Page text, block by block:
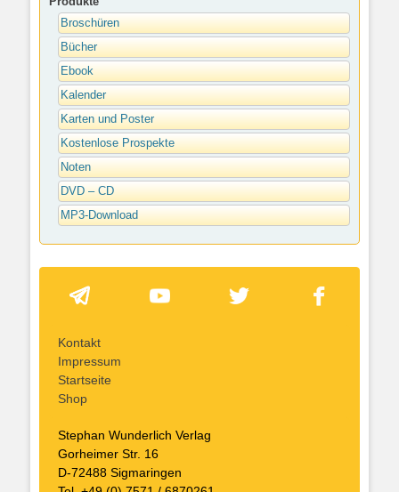
Broschüren
Bücher
Ebook
Kalender
Karten und Poster
Kostenlose Prospekte
Noten
DVD – CD
MP3-Download
Kontakt
Impressum
Startseite
Shop
Stephan Wunderlich Verlag
Gorheimer Str. 16
D-72488 Sigmaringen